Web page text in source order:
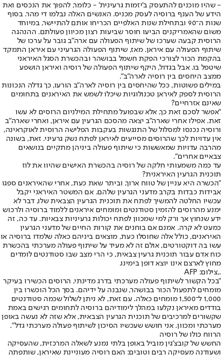
- שהיו מוכנים להתעסק ב'יזמות גרעינית' - כלומר, להפוך את הנכסים ואת
הידע של הענף ברוסיה לעסק מכניס. האנשים האלה נבלמו די מהר. בסוף
שנות ה־90 ובתחילת שנות האלפיים הכריחו אותם להתיישר, במיוחד
משום שהאמריקנים הביעו חוסר שביעות רצון מכיוון פעולתם. ההנהגה
הרוסית קבעה שערכו של שיתוף הפעולה עם ארה"ב גובר על ערכו של
שיתוף הפעולה עם איראן. מאז, שיתוף הפעולה הגרעיני עם איראן התמקד
בהקמת הכור לצורכי הפקת חשמל בבושהר ובהכשרת הסגל האיראני
שיטפל בו. אבל בגדול, היקף שיתוף הפעולה של רוסיה ואיראן הושפע
ממצב היחסים בין רוסיה לארה"ב".
במילים פשוטות, ככל שהיחסים בין רוסיה לארה"ב הורעו, כך גדלה הנכונות
הרוסית לספק לאיראן טכנולוגיות שיכלו לשמש את האיראנים בתחומים
שאינם אזרחיים?
"אפשר לסכם זאת כך, אלא שבפועל מתחילת המילניום הרוסים לא עשו
זאת. אפילו אחרי שארה"ב יצאה מהסכם הגרעין עם איראן, ואחרי שארה"ב
ורוסיה נכנסו למסלול של התנגשות בעקבות הפלישה הרוסית לאוקראינה,
אין עדויות לכך שהרוסים מסייעים לאיראן לפתח נשק גרעיני. זאת, בשונה
מהרבה עדויות שמאששות כי שיתוף פעולה ביניהן מתקיים בנושאים
צבאיים אחרים".
עד כמה משמעותי חלקה של רוסיה בהכשרת האישים שהיוו את לוז
תוכנית הגרעין האיראנית?
"הכשרה היא עניין של טווח ארוך, וביתר שאת כעת, אחרי שהאיראנים ספגו
אבידות כבדות בקרב מדעני הגרעין שלהם. אם המשטר האיראני יקבל
עכשיו החלטה להמשיך לפתח את תוכנית הגרעין הצבאית שלו, דבר לא
ימנע מהרוסים להזמין סטודנטים ומומחים איראנים ללמוד ברוסיה ולרכוש
ידע שנחוץ אך ורק למי שמכוון לפתח יכולות גרעיניות צבאיות. עד כה, זה
כמעט לא קרה. אמנם אם בוחנים את קורות החיים של מדעני הגרעין
האיראנים, כולל אלה שחוסלו כעת, מוצאים ביניהם כאלה שלמדו ברוסיה או
עשו בה דוקטורטים, אולם זה לא מעיד על שיתוף פעולה מערכתי בהכשרת
כוח אדם עבור תוכנית גרעין צבאית, כי הרי מצב שבו סטודנטים לומדים
מחוץ לארצם אינו יוצא דופן בימינו.
.,צילום: AFP
"בכל הקשור לשיתוף פעולה מערכתי בדרג מדינתי, הרוסים הכשירו בעיקר
מומחים לתפעול הכור בבושהר, שנבנה על ידיהם. בסך הכל הוכשרו בין
1,000 ל־1,500 מומחים כאלה. עם זאת, לא ניתן לשלול שכמה סטודנטים
בודדים מאיראן נקלעו במהלך לימודיהם ברוסיה לתחומים רגישים באמת
שקשורים למרכיבים של תוכנית הגרעין הצבאית, אלא שזה לא נעשה באופן
מערכתי ומכוון. אני חושש שעכשיו הסיכון לשיתוף פעולה מערכתי גדל".
הרווח כולו של רוסיה
החשש של קובצ'גין מוביל באופן בלתי נמנע לשאלה המרכזית, שהעסיקה
ושעודנה מעסיקה רבים וטובים: האם רוסיה מעוניינת שאיראן, שותפתה